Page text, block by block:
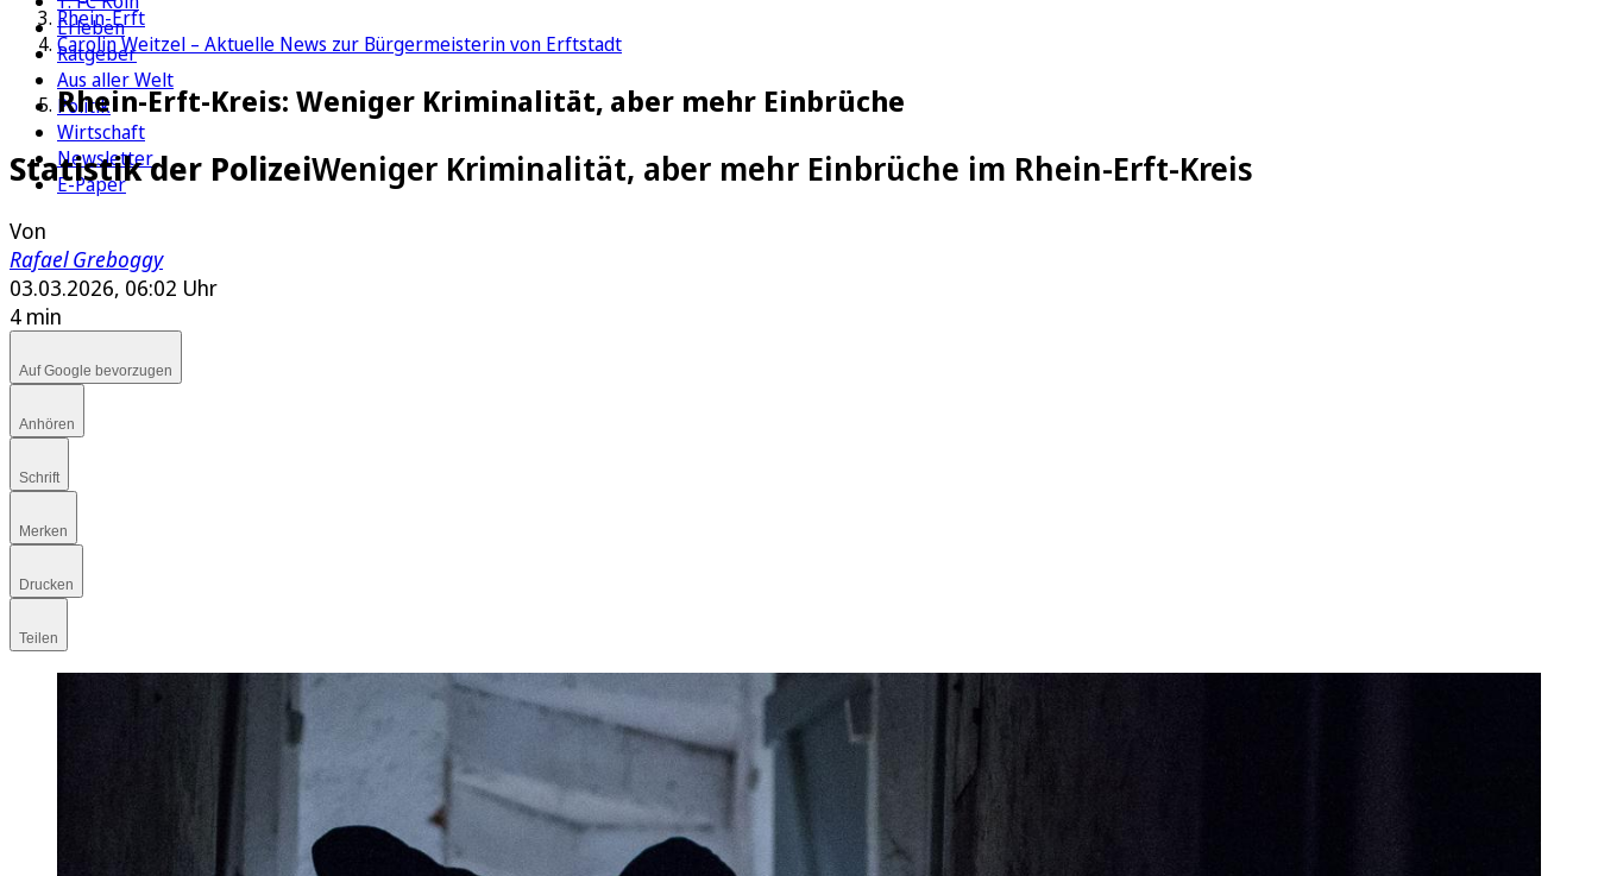
Erleben
Ratgeber
Aus aller Welt
Politik
Wirtschaft
Newsletter
E-Paper
Rhein-Erft
Carolin Weitzel – Aktuelle News zur Bürgermeisterin von Erftstadt
Rhein-Erft-Kreis: Weniger Kriminalität, aber mehr Einbrüche
Statistik der PolizeiWeniger Kriminalität, aber mehr Einbrüche im Rhein-Erft-Kreis
Von
Rafael Greboggy
03.03.2026, 06:02 Uhr
4 min
Auf Google bevorzugen
Anhören
Schrift
Merken
Drucken
Teilen